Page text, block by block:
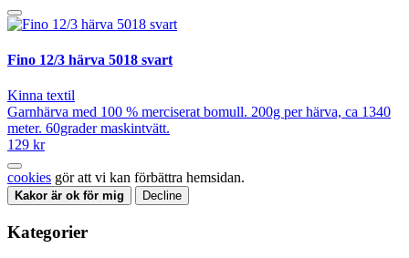
Fino 12/3 härva 5018 svart
Kinna textil
Garnhärva med 100 % merciserat bomull. 200g per härva, ca 1340
meter. 60grader maskintvätt.
129 kr
cookies gör att vi kan förbättra hemsidan.
Kakor är ok för mig Decline
Kategorier